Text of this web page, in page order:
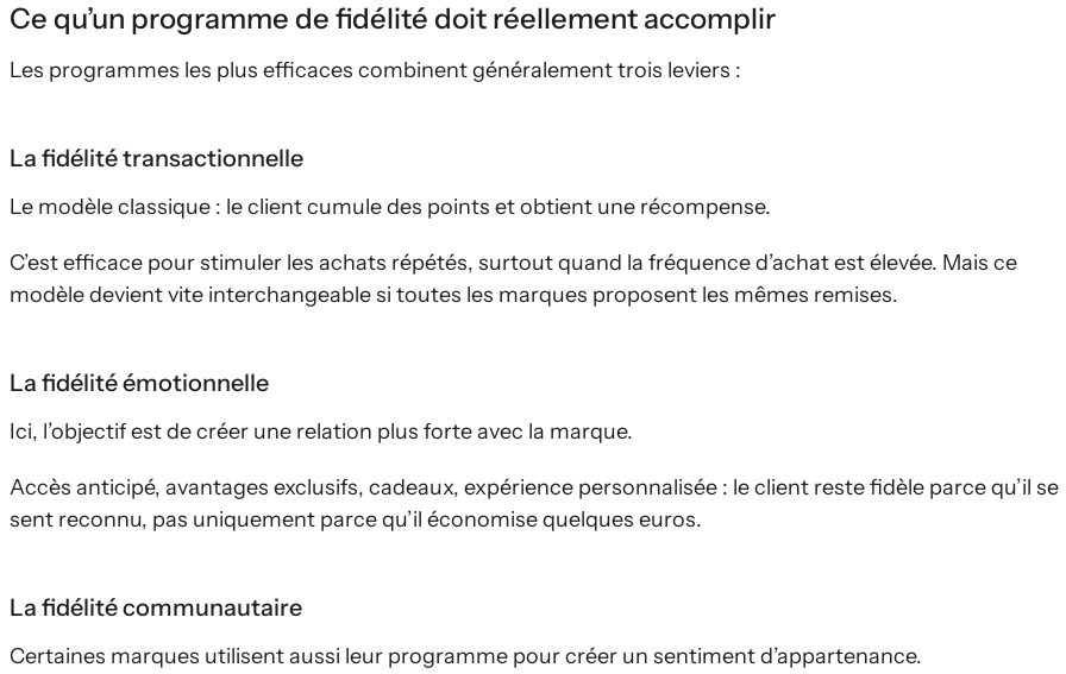
Ce qu’un programme de fidélité doit réellement accomplir
Les programmes les plus efficaces combinent généralement trois leviers :
La fidélité transactionnelle
Le modèle classique : le client cumule des points et obtient une récompense.
C’est efficace pour stimuler les achats répétés, surtout quand la fréquence d’achat est élevée. Mais ce
modèle devient vite interchangeable si toutes les marques proposent les mêmes remises.
La fidélité émotionnelle
Ici, l’objectif est de créer une relation plus forte avec la marque.
Accès anticipé, avantages exclusifs, cadeaux, expérience personnalisée : le client reste fidèle parce qu’il se
sent reconnu, pas uniquement parce qu’il économise quelques euros.
La fidélité communautaire
Certaines marques utilisent aussi leur programme pour créer un sentiment d’appartenance.